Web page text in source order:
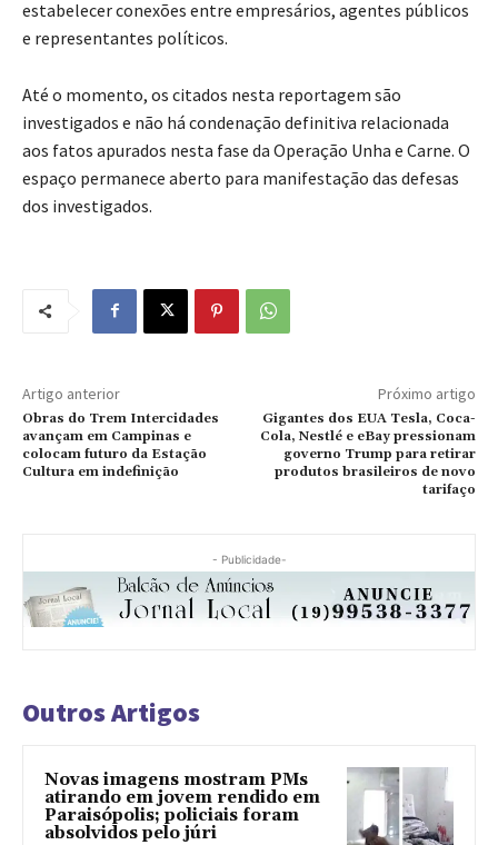
estabelecer conexões entre empresários, agentes públicos
e representantes políticos.
Até o momento, os citados nesta reportagem são
investigados e não há condenação definitiva relacionada
aos fatos apurados nesta fase da Operação Unha e Carne. O
espaço permanece aberto para manifestação das defesas
dos investigados.
Artigo anterior
Obras do Trem Intercidades
avançam em Campinas e
colocam futuro da Estação
Cultura em indefinição
Próximo artigo
Gigantes dos EUA Tesla, Coca-
Cola, Nestlé e eBay pressionam
governo Trump para retirar
produtos brasileiros de novo
tarifaço
- Publicidade-
Outros Artigos
Novas imagens mostram PMs
atirando em jovem rendido em
Paraisópolis; policiais foram
absolvidos pelo júri